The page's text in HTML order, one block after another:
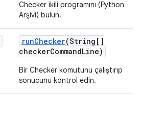
Checker ikili programını (Python
Arşivi) bulun.
runChecker(String[]
checkerCommandLine)
Bir Checker komutunu çalıştırıp
sonucunu kontrol edin.